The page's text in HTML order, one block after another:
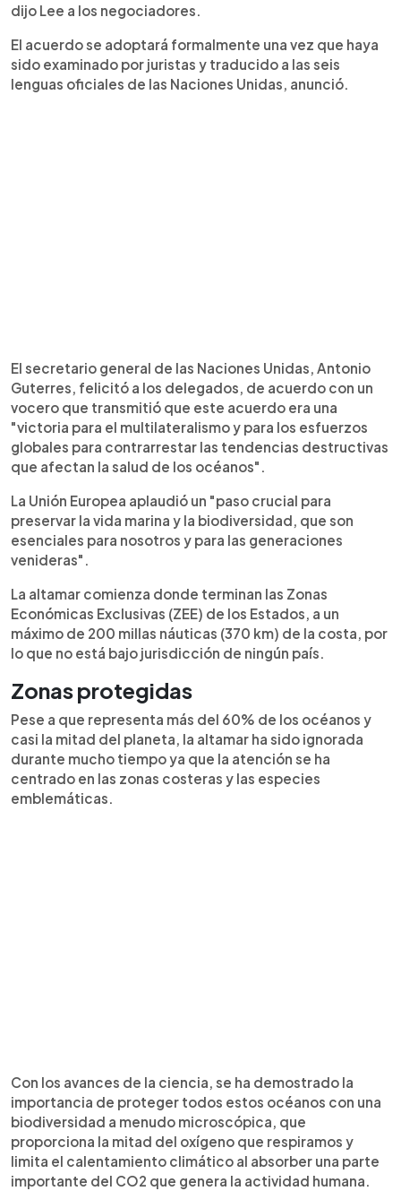
dijo Lee a los negociadores.
El acuerdo se adoptará formalmente una vez que haya
sido examinado por juristas y traducido a las seis
lenguas oficiales de las Naciones Unidas, anunció.
El secretario general de las Naciones Unidas, Antonio
Guterres, felicitó a los delegados, de acuerdo con un
vocero que transmitió que este acuerdo era una
"victoria para el multilateralismo y para los esfuerzos
globales para contrarrestar las tendencias destructivas
que afectan la salud de los océanos".
La Unión Europea aplaudió un "paso crucial para
preservar la vida marina y la biodiversidad, que son
esenciales para nosotros y para las generaciones
venideras".
La altamar comienza donde terminan las Zonas
Económicas Exclusivas (ZEE) de los Estados, a un
máximo de 200 millas náuticas (370 km) de la costa, por
lo que no está bajo jurisdicción de ningún país.
Zonas protegidas
Pese a que representa más del 60% de los océanos y
casi la mitad del planeta, la altamar ha sido ignorada
durante mucho tiempo ya que la atención se ha
centrado en las zonas costeras y las especies
emblemáticas.
Con los avances de la ciencia, se ha demostrado la
importancia de proteger todos estos océanos con una
biodiversidad a menudo microscópica, que
proporciona la mitad del oxígeno que respiramos y
limita el calentamiento climático al absorber una parte
importante del CO2 que genera la actividad humana.